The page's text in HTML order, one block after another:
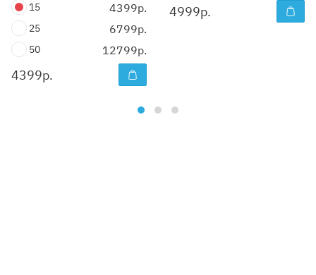
15
4399р.
25 6799р.
50 12799р.
4399р.
4999р.